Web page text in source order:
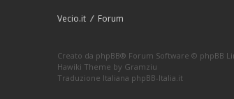
Vecio.it Forum
Creato da phpBB® Forum Software © phpBB
Hawiki Theme by Gramziu
Traduzione Italiana phpBB-Italia.it